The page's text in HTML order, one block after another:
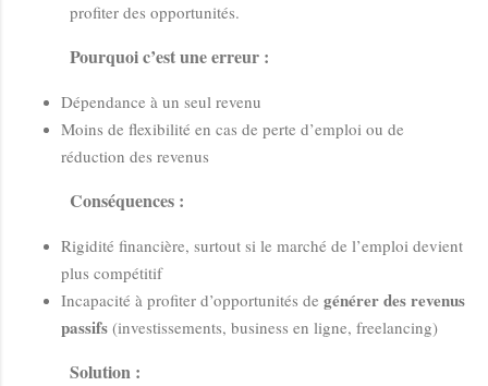
profiter des opportunités.
Pourquoi c’est une erreur :
Dépendance à un seul revenu
Moins de flexibilité en cas de perte d’emploi ou de
réduction des revenus
Conséquences :
Rigidité financière, surtout si le marché de l’emploi devient
plus compétitif
Incapacité à profiter d’opportunités de générer des revenus
passifs (investissements, business en ligne, freelancing)
Solution :